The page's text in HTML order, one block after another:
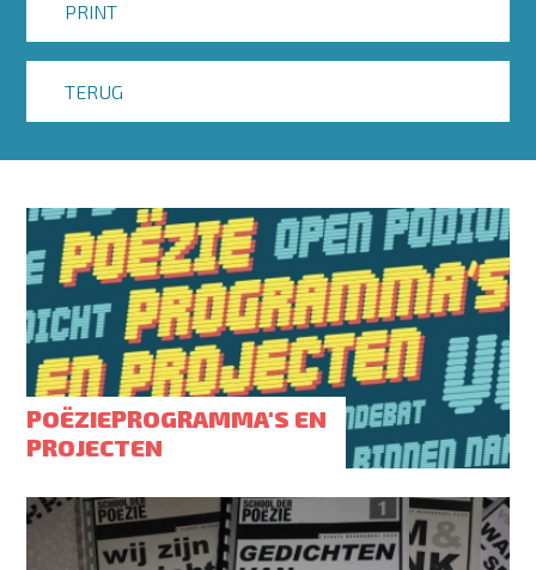
PRINT
TERUG
POËZIEPROGRAMMA'S EN
PROJECTEN